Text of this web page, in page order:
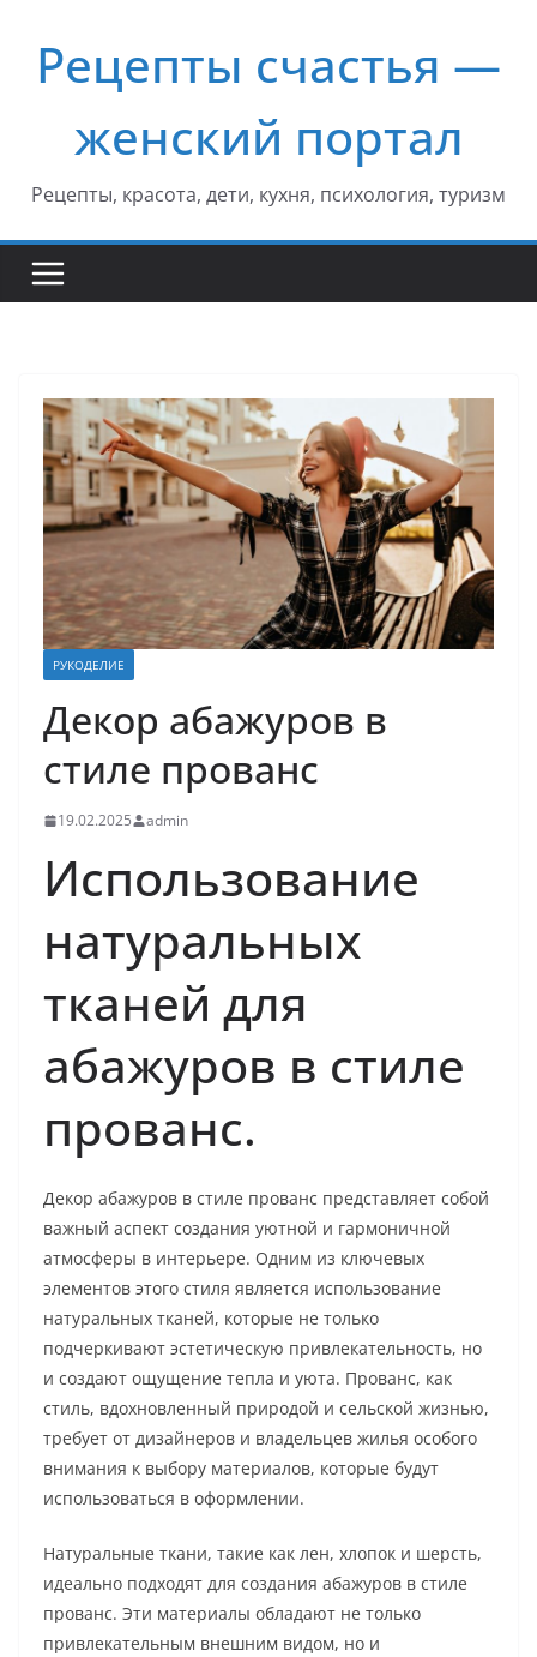
содержимому
Рецепты счастья —
женский портал
Рецепты, красота, дети, кухня, психология, туризм
РУКОДЕЛИЕ
Декор абажуров в
стиле прованс
19.02.2025 admin
Использование
натуральных
тканей для
абажуров в стиле
прованс.
Декор абажуров в стиле прованс представляет собой
важный аспект создания уютной и гармоничной
атмосферы в интерьере. Одним из ключевых
элементов этого стиля является использование
натуральных тканей, которые не только
подчеркивают эстетическую привлекательность, но
и создают ощущение тепла и уюта. Прованс, как
стиль, вдохновленный природой и сельской жизнью,
требует от дизайнеров и владельцев жилья особого
внимания к выбору материалов, которые будут
использоваться в оформлении.
Натуральные ткани, такие как лен, хлопок и шерсть,
идеально подходят для создания абажуров в стиле
прованс. Эти материалы обладают не только
привлекательным внешним видом, но и